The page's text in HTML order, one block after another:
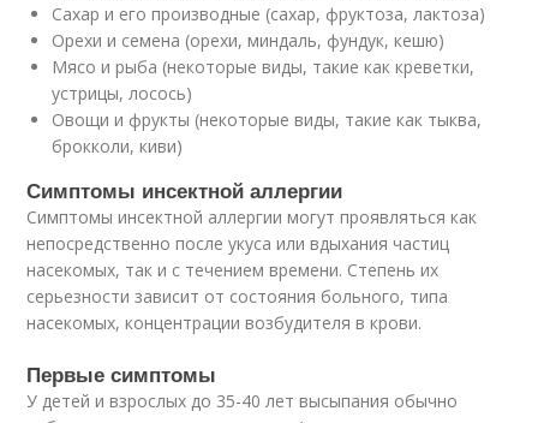
Сахар и его производные (сахар, фруктоза, лактоза)
Орехи и семена (орехи, миндаль, фундук, кешю)
Мясо и рыба (некоторые виды, такие как креветки,
устрицы, лосось)
Овощи и фрукты (некоторые виды, такие как тыква,
брокколи, киви)
Симптомы инсектной аллергии
Симптомы инсектной аллергии могут проявляться как
непосредственно после укуса или вдыхания частиц
насекомых, так и с течением времени. Степень их
серьезности зависит от состояния больного, типа
насекомых, концентрации возбудителя в крови.
Первые симптомы
У детей и взрослых до 35-40 лет высыпания обычно